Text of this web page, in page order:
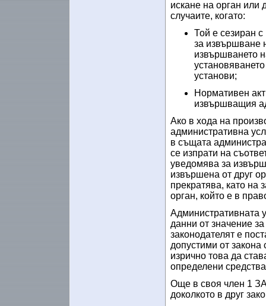
искане на орган или
случаите, когато:
Той е сезиран с
за извършване
извършването
установи;
Нормативен
извършващия
Ако в хода на
административна
в същата
се изпрати на
уведомява за
извършена от друг
прекратява, като на
орган, който е в
Административната
данни от значение
законодателят е
допустими от закона
изрично това да
определени
Още в своя член 1
доколкото в друг